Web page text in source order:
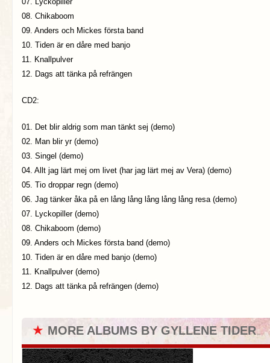
08. Chikaboom
09. Anders och Mickes första band
10. Tiden är en dåre med banjo
11. Knallpulver
12. Dags att tänka på refrängen
CD2:
01. Det blir aldrig som man tänkt sej (demo)
02. Man blir yr (demo)
03. Singel (demo)
04. Allt jag lärt mej om livet (har jag lärt mej av Vera) (demo)
05. Tio droppar regn (demo)
06. Jag tänker åka på en lång lång lång lång lång resa (demo)
07. Lyckopiller (demo)
08. Chikaboom (demo)
09. Anders och Mickes första band (demo)
10. Tiden är en dåre med banjo (demo)
11. Knallpulver (demo)
12. Dags att tänka på refrängen (demo)
★ MORE ALBUMS BY GYLLENE TIDER